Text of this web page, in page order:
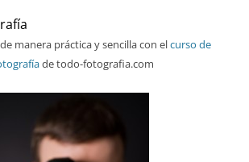
manera práctica y sencilla con elcurso de
de todo-fotografia.com